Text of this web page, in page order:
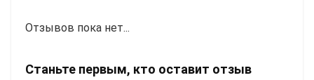
Отзывов пока нет...
Станьте первым, кто оставит отзыв